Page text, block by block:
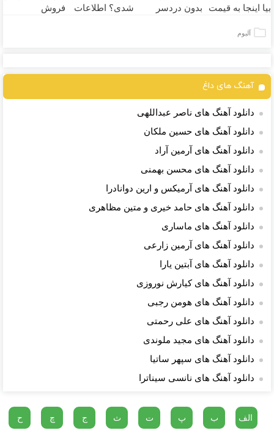
بیا اینجا به قیمت
خریدار واقعی*
بدون دردسر
شدی؟ اطلاعات
فروش
آلبوم
آهنگ های داغ
دانلود آهنگ های ناصر عبداللهی
دانلود آهنگ های حسین ملکان
دانلود آهنگ های آرمین آراد
دانلود آهنگ های محسن بهمنی
دانلود آهنگ های آرمیکس و ارین دوانادرا
دانلود آهنگ های حامد خیری و متین مظاهری
دانلود آهنگ های ماساری
دانلود آهنگ های آرمین زارعی
دانلود آهنگ های آبتین یارا
دانلود آهنگ های کیارش نوروزی
دانلود آهنگ های هومن رجبی
دانلود آهنگ های علی رحمتی
دانلود آهنگ های مجید ملوندی
دانلود آهنگ های سپهر ساتیا
دانلود آهنگ های نانسی سیناترا
الف ب پ ت ث ج چ ح